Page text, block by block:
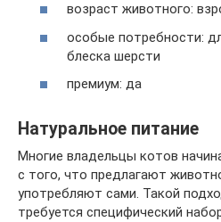
возраст животного:
особые потребности:
блеска шерсти
премиум: да
Натуральное питание
Многие владельцы котов
с того, что предлагают
употребляют сами. Такой
требуется специфический